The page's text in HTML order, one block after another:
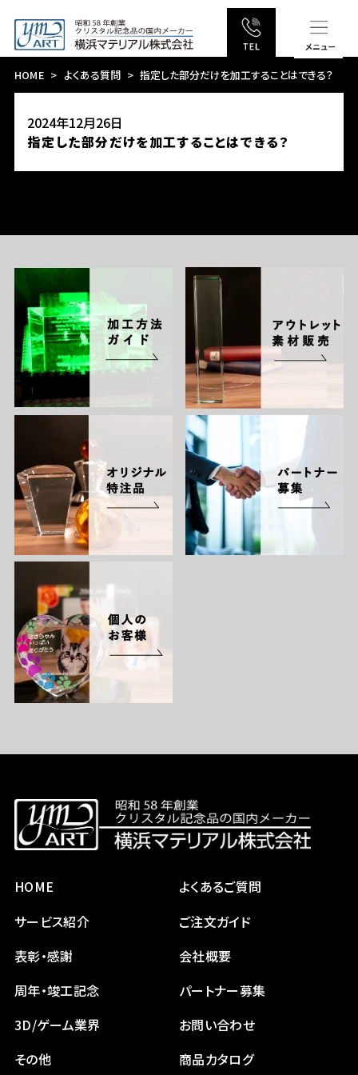
HOME よくある質問 指定した部分だけを加工することはできる？
2024年12月26日
指定した部分だけを加工することはできる？
HOME
サービス紹介
表彰・感謝
周年・竣工記念
3D/ゲーム業界
その他
よくあるご質問
ご注文ガイド
会社概要
パートナー募集
お問い合わせ
商品カタログ